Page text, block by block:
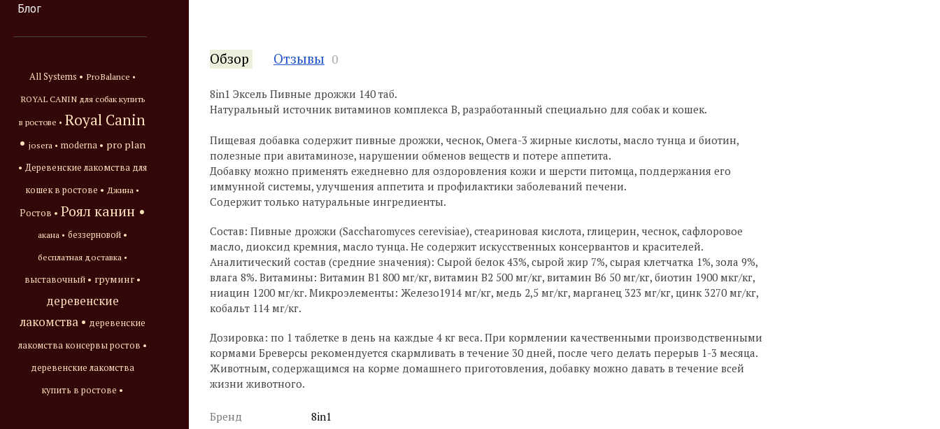
Блог
All Systems • ProBalance •
ROYAL CANIN для собак купить
в ростове • Royal Canin
• josera • moderna • pro plan
• Деревенские лакомства для
кошек в ростове • Джина •
Ростов • Роял канин •
акана • беззерновой •
бесплатная доставка •
выставочный • груминг •
деревенские
лакомства • деревенские
лакомства консервы ростов •
деревенские лакомства
купить в ростове •
Обзор Отзывы 0
8in1 Эксель Пивные дрожжи 140 таб.
Натуральный источник витаминов комплекса B, разработанный специально для собак и кошек.
Пищевая добавка содержит пивные дрожжи, чеснок, Омега-3 жирные кислоты, масло тунца и биотин,
полезные при авитаминозе, нарушении обменов веществ и потере аппетита.
Добавку можно применять ежедневно для оздоровления кожи и шерсти питомца, поддержания его
иммунной системы, улучшения аппетита и профилактики заболеваний печени.
Содержит только натуральные ингредиенты.
Состав: Пивные дрожжи (Saccharomyces cerevisiae), стеариновая кислота, глицерин, чеснок, сафлоровое
масло, диоксид кремния, масло тунца. Не содержит искусственных консервантов и красителей.
Аналитический состав (средние значения): Сырой белок 43%, сырой жир 7%, сырая клетчатка 1%, зола 9%,
влага 8%. Витамины: Витамин В1 800 мг/кг, витамин В2 500 мг/кг, витамин В6 50 мг/кг, биотин 1900 мкг/кг,
ниацин 1200 мг/кг. Микроэлементы: Железо1914 мг/кг, медь 2,5 мг/кг, марганец 323 мг/кг, цинк 3270 мг/кг,
кобальт 114 мг/кг.
Дозировка: по 1 таблетке в день на каждые 4 кг веса. При кормлении качественными производственными
кормами Бреверсы рекомендуется скармливать в течение 30 дней, после чего делать перерыв 1-3 месяца.
Животным, содержащимся на корме домашнего приготовления, добавку можно давать в течение всей
жизни животного.
Бренд 8in1